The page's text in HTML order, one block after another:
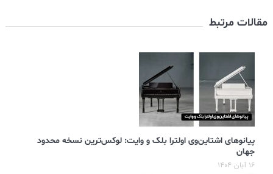
مقالات مرتبط
پیانوهای اشتاین‌وی اولترا بلک و وایت: لوکس‌ترین نسخه محدود
جهان
۱۶ آبان ۱۴۰۴